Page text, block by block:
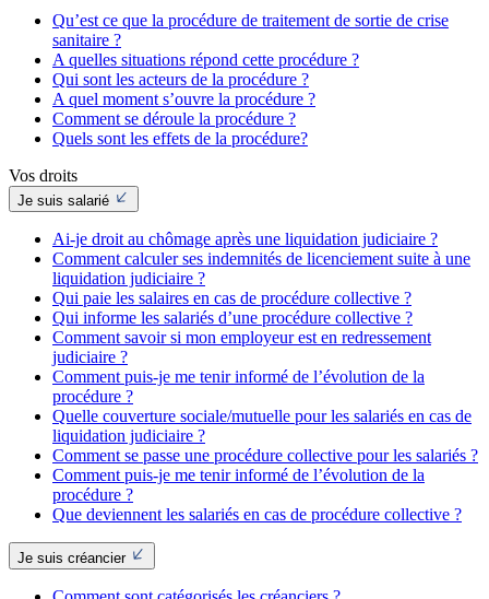
Qu’est ce que la procédure de traitement de sortie de crise
sanitaire ?
A quelles situations répond cette procédure ?
Qui sont les acteurs de la procédure ?
A quel moment s’ouvre la procédure ?
Comment se déroule la procédure ?
Quels sont les effets de la procédure?
Vos droits
Je suis salarié
Ai-je droit au chômage après une liquidation judiciaire ?
Comment calculer ses indemnités de licenciement suite à une
liquidation judiciaire ?
Qui paie les salaires en cas de procédure collective ?
Qui informe les salariés d’une procédure collective ?
Comment savoir si mon employeur est en redressement
judiciaire ?
Comment puis-je me tenir informé de l’évolution de la
procédure ?
Quelle couverture sociale/mutuelle pour les salariés en cas de
liquidation judiciaire ?
Comment se passe une procédure collective pour les salariés ?
Comment puis-je me tenir informé de l’évolution de la
procédure ?
Que deviennent les salariés en cas de procédure collective ?
Je suis créancier